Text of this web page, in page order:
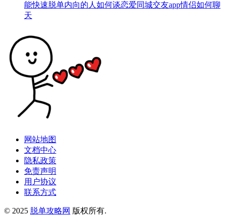
能快速脱单内向的人如何谈恋爱同城交友app情侣如何聊
天
网站地图
文档中心
隐私政策
免责声明
用户协议
联系方式
© 2025 脱单攻略网 版权所有.